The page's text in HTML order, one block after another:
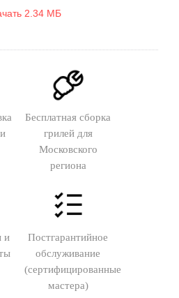
2.34 МБ
Бесплатная сборка
грилей для
Московского
региона
и
Постгарантийное
обслуживание
(сертифицированные
мастера)